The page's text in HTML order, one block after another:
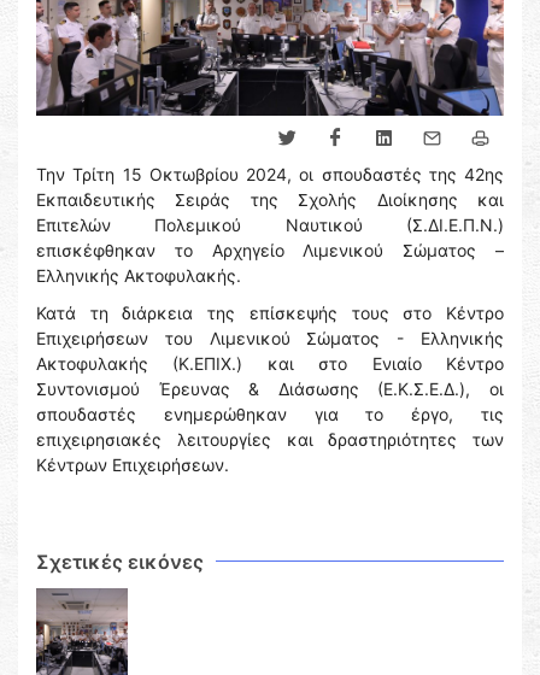
Την Τρίτη 15 Οκτωβρίου 2024, οι σπουδαστές της 42ης
Εκπαιδευτικής Σειράς της Σχολής Διοίκησης και
Επιτελών Πολεμικού Ναυτικού (Σ.ΔΙ.Ε.Π.Ν.)
επισκέφθηκαν το Αρχηγείο Λιμενικού Σώματος –
Ελληνικής Ακτοφυλακής.
Κατά τη διάρκεια της επίσκεψής τους στο Κέντρο
Επιχειρήσεων του Λιμενικού Σώματος - Ελληνικής
Ακτοφυλακής (Κ.ΕΠΙΧ.) και στο Ενιαίο Κέντρο
Συντονισμού Έρευνας & Διάσωσης (Ε.Κ.Σ.Ε.Δ.), οι
σπουδαστές ενημερώθηκαν για το έργο, τις
επιχειρησιακές λειτουργίες και δραστηριότητες των
Κέντρων Επιχειρήσεων.
Σχετικές εικόνες